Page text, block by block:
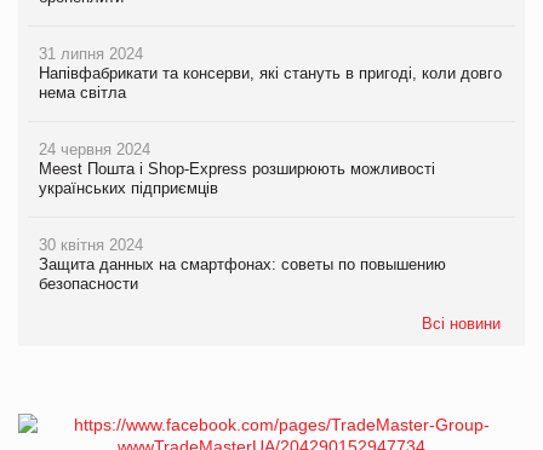
31 липня 2024
Напівфабрикати та консерви, які стануть в пригоді, коли довго
нема світла
24 червня 2024
Meest Пошта і Shop-Express розширюють можливості
українських підприємців
30 квітня 2024
Защита данных на смартфонах: советы по повышению
безопасности
Всі новини